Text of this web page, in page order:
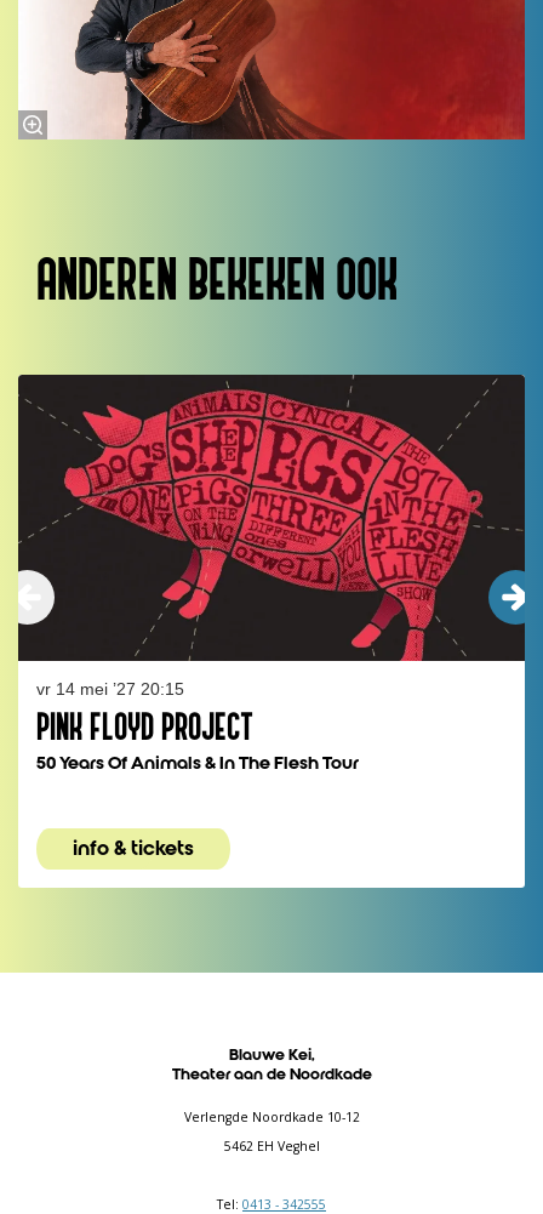
ANDEREN BEKEKEN OOK
PINK FLOYD PROJECT
50 Years Of Animals & In The Flesh Tour
vr 14 mei ’27 20:15
info & tickets
Blauwe Kei,
Theater aan de Noordkade
Verlengde Noordkade 10-12
5462 EH Veghel
Tel: 0413 - 342555